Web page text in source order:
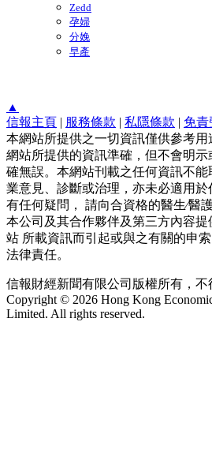
Zedd
孕婦
分娩
早產
▲
信報主頁 | 服務條款 | 私隱條款 | 免責
本網站所提供之一切資訊僅供參考
網站所提供的資訊準確，但不會明
確無誤。本網站刊載之任何資訊不能
業意見、診斷或治理，亦未必適用
有任何疑問， 請向合資格的醫生∕醫
本公司及其合作夥伴及第三方內容
站 所載資訊而引起或與之有關的申
法律責任。
信報財經新聞有限公司版權所有，不
Copyright © 2026 Hong Kong
Limited. All rights reserved.